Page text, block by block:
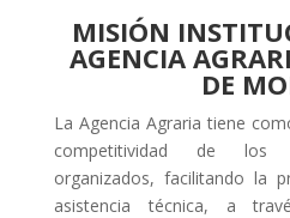
MISIÓN
AGENCIA
DE
La Agencia Agraria tiene
competitividad de los
organizados, facilitando la
asistencia técnica, a